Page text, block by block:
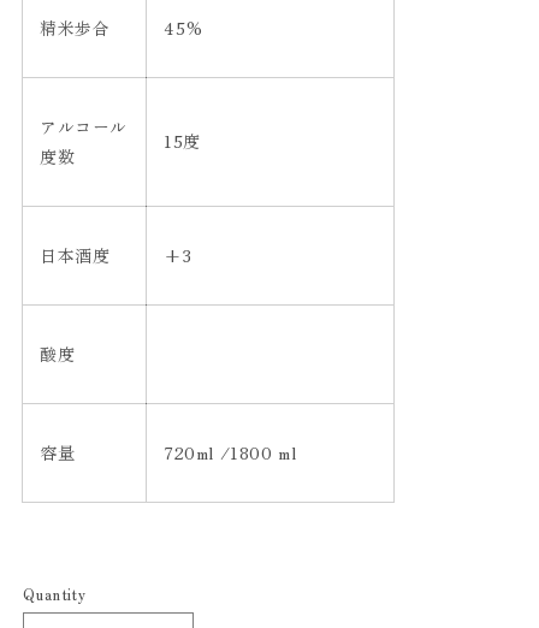
精米歩合 45%
アルコール
度数
15度
日本酒度 +3
酸度
容量 720ml /1800 ml
Quantity